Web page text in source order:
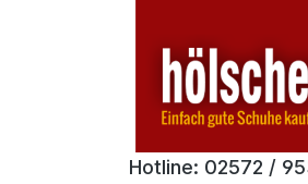
Hotline: 02572 /